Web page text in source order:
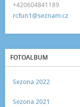
+420604841189
rcfun1@seznam.cz
FOTOALBUM
Sezona 2022
Sezona 2021